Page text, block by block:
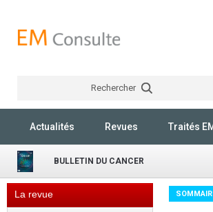
Rechercher
Actualités Revues Traités
BULLETIN DU CANCER
La revue